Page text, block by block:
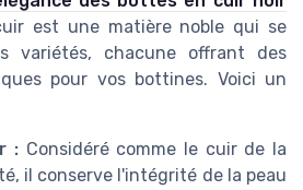
est une matière noble qui se
variétés, chacune offrant des
pour vos bottines. Voici un
: Considéré comme le cuir de la
il conserve l'intégrité de la peau